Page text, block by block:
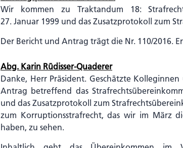
Wir kommen zu Traktandum 18:
27. Januar 1999 und das Zusatzprotokoll zum
Der Bericht und Antrag trägt die Nr. 110/2016.
Abg. Karin Rüdisser-Quaderer
Danke, Herr Präsident. Geschätzte
Antrag betreffend das
und das Zusatzprotokoll zum
zum Korruptionsstrafrecht, das wir im März
haben, zu sehen.